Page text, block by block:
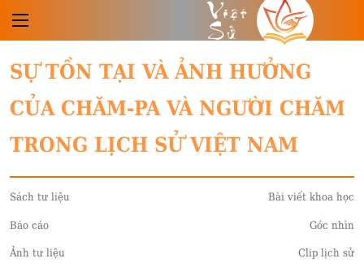
Việt
Sử
SỰ TỒN TẠI VÀ ẢNH HƯỞNG
CỦA CHĂM-PA VÀ NGƯỜI CHĂM
TRONG LỊCH SỬ VIỆT NAM
Sách tư liệu Bài viết khoa học
Báo cáo Góc nhìn
Ảnh tư liệu Clip lịch sử